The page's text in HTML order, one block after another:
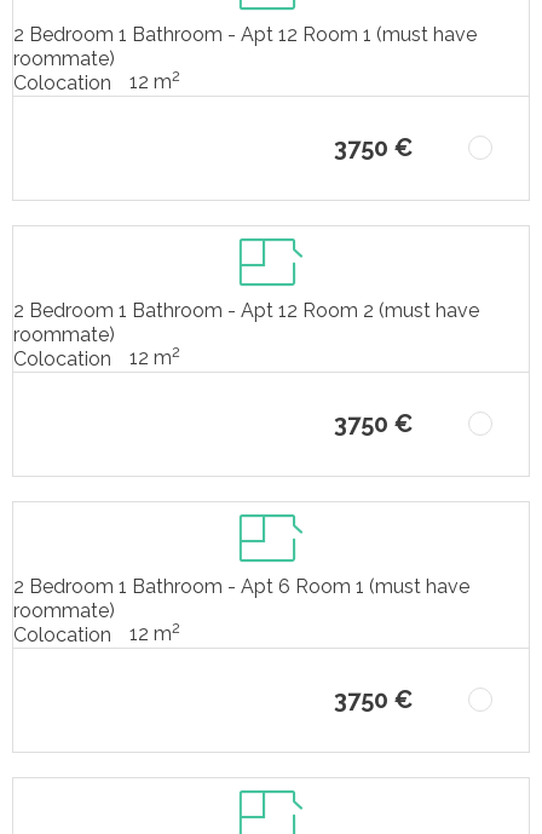
2 Bedroom 1 Bathroom - Apt 12 Room 1 (must have
roommate)
Colocation
12 m2
3750 €
2 Bedroom 1 Bathroom - Apt 12 Room 2 (must have
roommate)
Colocation
12 m2
3750 €
2 Bedroom 1 Bathroom - Apt 6 Room 1 (must have
roommate)
Colocation
12 m2
3750 €